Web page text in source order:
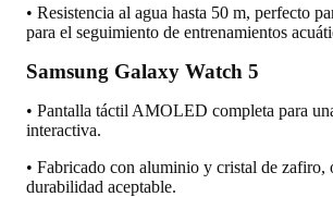
• Resistencia al agua hasta 50 m, perfecto
para el seguimiento de entrenamientos
Samsung Galaxy Watch 5
• Pantalla táctil AMOLED completa para
interactiva.
• Fabricado con aluminio y cristal de zafiro,
durabilidad aceptable.